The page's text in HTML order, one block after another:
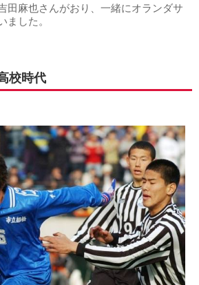
田麻也さんがおり、一緒にオランダサ
ました。
校時代